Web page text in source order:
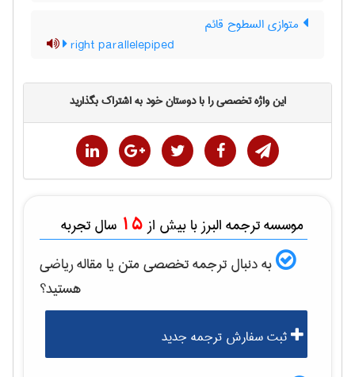
متوازی السطوح قائم
right parallelepiped
این واژه تخصصی را با دوستان خود به اشتراک بگذارید
موسسه ترجمه البرز با بیش از 15 سال تجربه
به دنبال ترجمه تخصصی متن یا مقالهرياضی
هستید؟
ثبت سفارش ترجمه جدید